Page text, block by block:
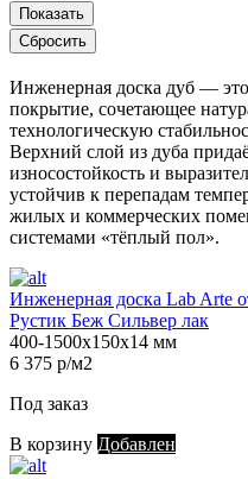
Показать
Сбросить
Инженерная доска дуб —
покрытие, сочетающее
технологическую
Верхний слой из дуба
износостойкость и
устойчив к перепадам
жилых и коммерческих
системами «тёплый пол».
Инженерная доска Lab Arte
Рустик Беж Сильвер лак
400-1500х150х14 мм
6 375 р/м2
Под заказ
В корзину Добавлен